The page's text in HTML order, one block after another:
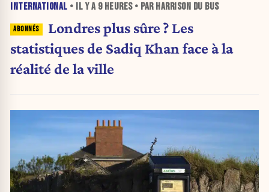
INTERNATIONAL • IL Y A 9 HEURES• PAR HARRISON DU BUS
Londres plus sûre ? Les
statistiques de Sadiq Khan face à la
réalité de la ville